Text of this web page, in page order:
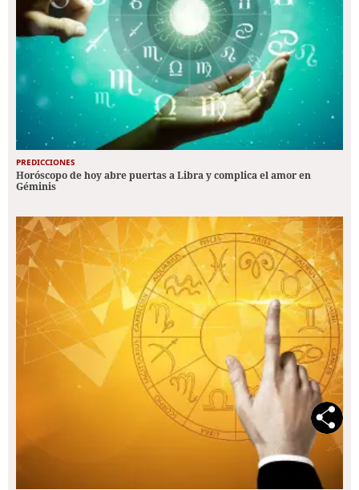
PREDICCIONES
Horóscopo de hoy abre puertas a Libra y complica el amor en
Géminis